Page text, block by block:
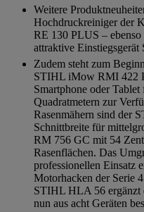
Weitere
Hochdruckreiniger der
RE 130 PLUS – ebenso
attraktive
Zudem steht zum
STIHL iMow RMI 422
Smartphone oder
Quadratmetern zur
Rasenmähern sind der
Schnittbreite für
RM 756 GC mit 54
Rasenflächen. Das
professionellen Einsatz
Motorhacken der Serie
STIHL HLA 56 ergänzt
nun aus acht Geräten